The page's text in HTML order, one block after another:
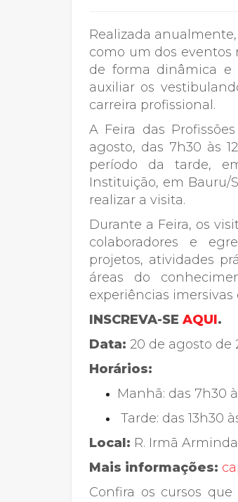
Reingresso
Realizada
como um dos eventos
de forma dinâmica e
auxiliar os
carreira profissional.
A Feira das
agosto, das 7h30 às
período da tarde,
Instituição, em Bauru/
realizar a visita.
Durante a Feira, os
colaboradores e
projetos, atividades
áreas do
experiências
INSCREVA-SE AQUI.
Data: 20 de agosto de
Horários:
Manhã: das 7h30
Tarde: das 13h30
Local: R. Irmã
Mais informações:
Confira os cursos